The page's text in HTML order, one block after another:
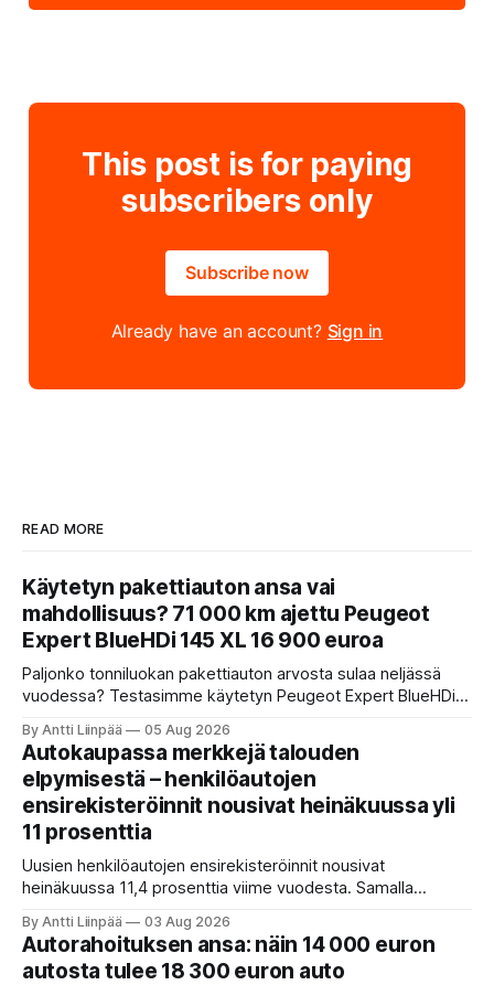
This post is for paying
subscribers only
Subscribe now
Already have an account? Sign in
READ MORE
Käytetyn pakettiauton ansa vai
mahdollisuus? 71 000 km ajettu Peugeot
Expert BlueHDi 145 XL 16 900 euroa
Paljonko tonniluokan pakettiauton arvosta sulaa neljässä
vuodessa? Testasimme käytetyn Peugeot Expert BlueHDi
16 900 €. Perkaamme auton taustat, varusteet, ajo-
ominaisuudet sekä tyypilliset sudenkuopat hyötyajoneuvoa
etsivälle.
By Antti Liinpää 05 Aug 2026
Autokaupassa merkkejä talouden
elpymisestä – henkilöautojen
ensirekisteröinnit nousivat heinäkuussa yli
11 prosenttia
Uusien henkilöautojen ensirekisteröinnit nousivat
heinäkuussa 11,4 prosenttia viime vuodesta. Samalla
alkuvuonna rekisteröidyistä henkilöautoista oli
täyssähköisiä.
By Antti Liinpää 03 Aug 2026
Autorahoituksen ansa: näin 14 000 euron
autosta tulee 18 300 euron auto